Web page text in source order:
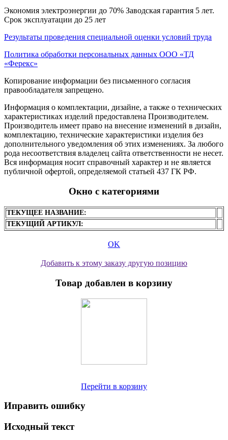
Экономия электроэнергии до 70% Заводская гарантия 5 лет.
Срок эксплуатации до 25 лет
Результаты проведения специальной оценки условий труда
Политика обработки персональных данных ООО «ТД
«Ферекс»
Копирование информации без письменного согласия
правообладателя запрещено.
Информация о комплектации, дизайне, а также о технических
характеристиках изделий предоставлена Производителем.
Производитель имеет право на внесение изменений в дизайн,
комплектацию, технические характеристики изделия без
дополнительного уведомления об этих изменениях. За любого
рода несоответствия владелец сайта ответственности не несет.
Вся информация носит справочный характер и не является
публичной офертой, определяемой статьей 437 ГК РФ.
Окно с категориями
ТЕКУЩЕЕ НАЗВАНИЕ:
ТЕКУЩИЙ АРТИКУЛ:
OK
Добавить к этому заказу другую позицию
Товар добавлен в корзину
Перейти в корзину
Иправить ошибку
Исходный текст